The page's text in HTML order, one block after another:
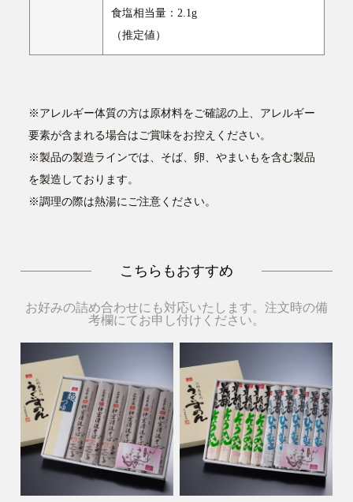
食塩相当量：2.1g
（推定値）
※アレルギー体質の方は原材料をご確認の上、アレルギー
要素が含まれる場合はご賞味をお控えください。
※製品の製造ラインでは、そば、卵、やまいもを含む製品
を製造しております。
※調理の際は熱湯にご注意ください。
こちらもおすすめ
お好みの詰め合わせにも対応いたします。注文時の備
考欄にてお申し付けください。